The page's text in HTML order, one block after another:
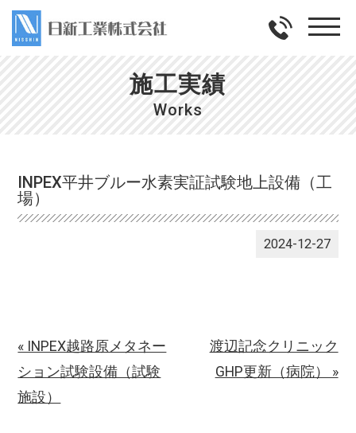
施工実績
Works
INPEX平井ブルー水素実証試験地上設備（工
場）
2024-12-27
« INPEX越路原メタネー
ション試験設備（試験
施設）
渡辺記念クリニック
GHP更新（病院） »